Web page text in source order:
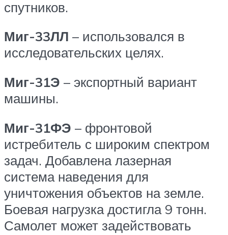
спутников.
Миг-33ЛЛ – использовался в
исследовательских целях.
Миг-31Э – экспортный вариант
машины.
Миг-31ФЭ – фронтовой
истребитель с широким спектром
задач. Добавлена лазерная
система наведения для
уничтожения объектов на земле.
Боевая нагрузка достигла 9 тонн.
Самолет может задействовать